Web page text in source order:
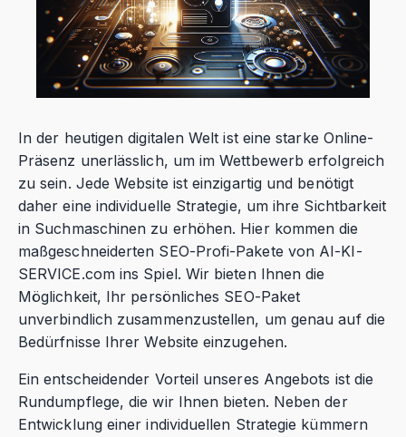
In der heutigen digitalen Welt ist eine starke Online-
Präsenz unerlässlich, um im Wettbewerb erfolgreich
zu sein. Jede Website ist einzigartig und benötigt
daher eine individuelle Strategie, um ihre Sichtbarkeit
in Suchmaschinen zu erhöhen. Hier kommen die
maßgeschneiderten SEO-Profi-Pakete von AI-KI-
SERVICE.com ins Spiel. Wir bieten Ihnen die
Möglichkeit, Ihr persönliches SEO-Paket
unverbindlich zusammenzustellen, um genau auf die
Bedürfnisse Ihrer Website einzugehen.
Ein entscheidender Vorteil unseres Angebots ist die
Rundumpflege, die wir Ihnen bieten. Neben der
Entwicklung einer individuellen Strategie kümmern